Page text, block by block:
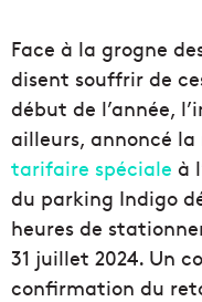
Face à la grogne
disent souffrir de
début de l’année,
ailleurs, annoncé la
tarifaire spéciale à
du parking Indigo
heures de
31 juillet 2024. Un
confirmation du